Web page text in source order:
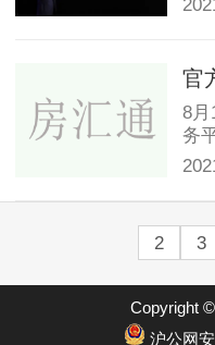
8月
务
功
2 3
Copyright
沪公网